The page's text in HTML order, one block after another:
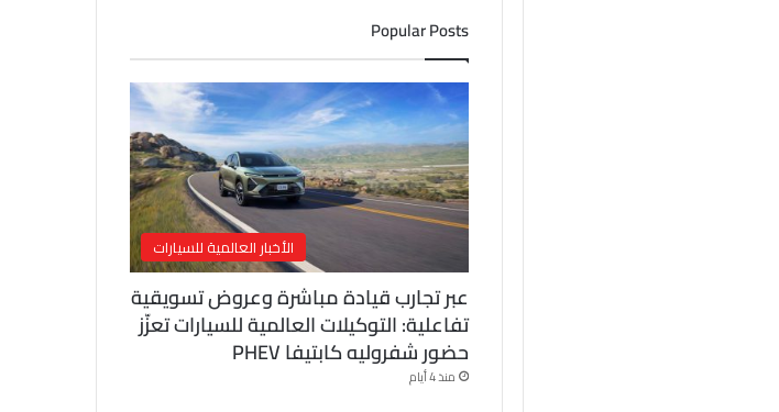
ل
ل
ت
ر
و
ن
ي
Popular Posts
الأخبار العالمية للسيارات
عبر تجارب قيادة مباشرة وعروض تسويقية
تفاعلية: التوكيلات العالمية للسيارات تعزّز
حضور شفروليه كابتيفا PHEV
منذ 4 أيام